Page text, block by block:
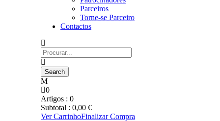
Parceiros
Torne-se Parceiro
Contactos
0
Artigos : 0
Subtotal : 0,00 €
Ver CarrinhoFinalizar Compra